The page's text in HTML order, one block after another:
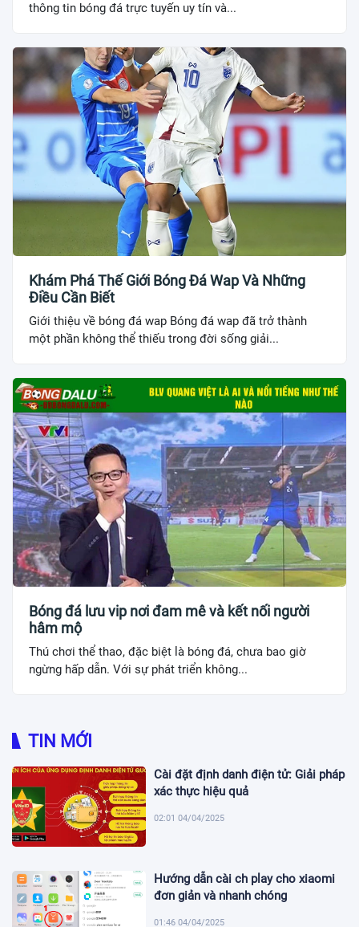
thông tin bóng đá trực tuyến uy tín và...
Khám Phá Thế Giới Bóng Đá Wap Và Những
Điều Cần Biết
Giới thiệu về bóng đá wap Bóng đá wap đã trở thành
một phần không thể thiếu trong đời sống giải...
Bóng đá lưu vip nơi đam mê và kết nối người
hâm mộ
Thú chơi thể thao, đặc biệt là bóng đá, chưa bao giờ
ngừng hấp dẫn. Với sự phát triển không...
TIN MỚI
Cài đặt định danh điện tử: Giải pháp
xác thực hiệu quả
02:01 04/04/2025
Hướng dẫn cài ch play cho xiaomi
đơn giản và nhanh chóng
01:46 04/04/2025